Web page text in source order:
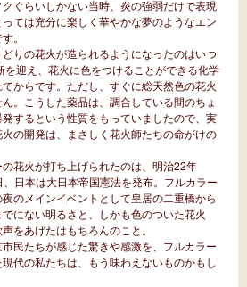
ぐらいしかない当時、炎の強弱だけで表現
ては充分に楽しく華やかな夢のようなエン
。
りの花火が造られるようになったのはいつ
を迎え、花火に色をつけることができる化学
からです。ただし、すぐに総天然色の花火
。こうした薬品は、調合している間のちょ
するという性質をもっていましたので、実
の開発は、まさしく花火師たちの命がけの
花火が打ち上げられたのは、明治22年
、日本は大日本帝国憲法を発布。フルカラー
のメインイベントとして皇居の二重橋から
にない明るさと、しかも色のついた花火
をあげたはもちろんのこと。
民たちが感じた驚きや感激を、フルカラー
代の私たちは、もう味わえないものかもし